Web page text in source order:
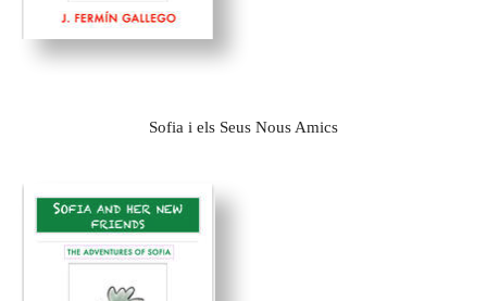
Sofia i els Seus Nous Amics